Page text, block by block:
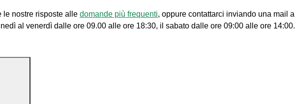
le nostre risposte alle domande più frequenti, oppure contattarci inviando una mail a
al venerdì dalle ore 09.00 alle ore 18:30, il sabato dalle ore 09:00 alle ore 14:00.